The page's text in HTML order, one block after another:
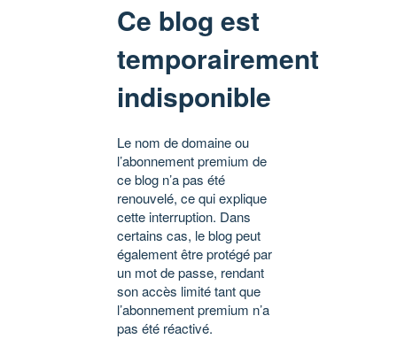
Ce blog est
temporairement
indisponible
Le nom de domaine ou
l’abonnement premium de
ce blog n’a pas été
renouvelé, ce qui explique
cette interruption. Dans
certains cas, le blog peut
également être protégé par
un mot de passe, rendant
son accès limité tant que
l’abonnement premium n’a
pas été réactivé.